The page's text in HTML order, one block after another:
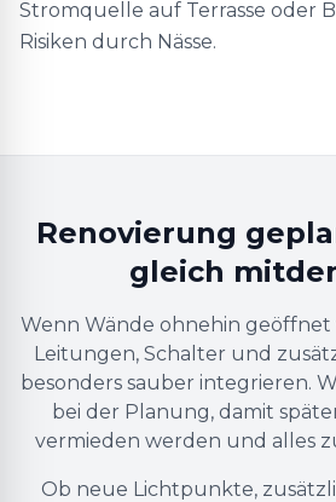
Stromquelle auf Terrasse oder
Risiken durch Nässe.
Renovierung
gleich
Wenn Wände ohnehin geöffnet
Leitungen, Schalter und
besonders sauber integrieren.
bei der Planung, damit
vermieden werden und alles
Ob neue Lichtpunkte,